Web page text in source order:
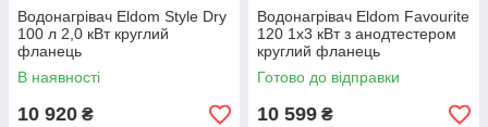
Водонагрівач Eldom Style Dry
100 л 2,0 кВт круглий
фланець
В наявності
10 920 ₴
Водонагрівач Eldom Favourite
120 1x3 кВт з анодтестером
круглий фланець
Готово до відправки
10 599 ₴